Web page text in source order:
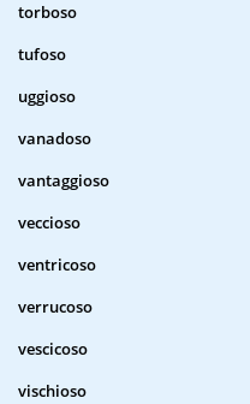
torboso
tufoso
uggioso
vanadoso
vantaggioso
veccioso
ventricoso
verrucoso
vescicoso
vischioso